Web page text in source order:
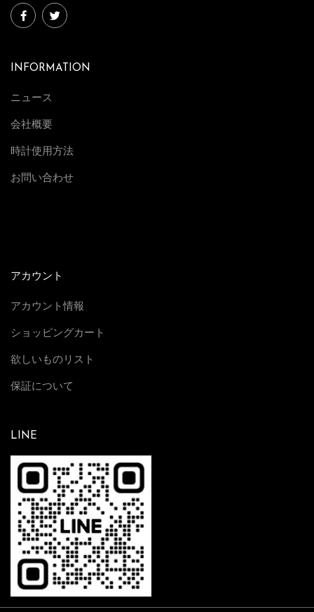
INFORMATION
ニュース
会社概要
時計使用方法
お問い合わせ
アカウント
アカウント情報
ショッピングカート
欲しいものリスト
保証について
LINE